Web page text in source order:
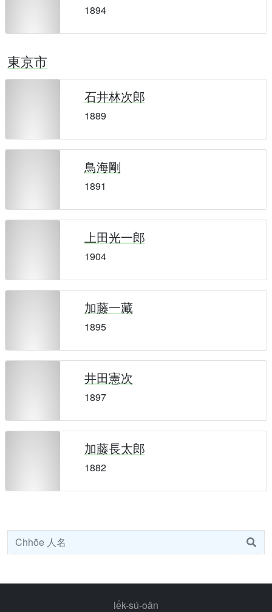
1894
東京市
石井林次郎
1889
鳥海剛
1891
上田光一郎
1904
加藤一藏
1895
井田憲次
1897
加藤長太郎
1882
le̍k-sú-oân